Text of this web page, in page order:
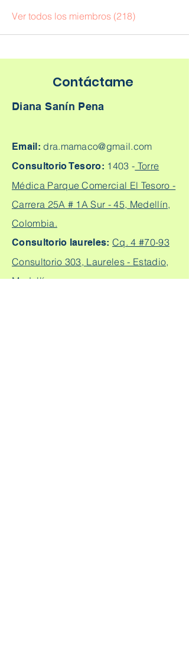
Ver todos los miembros (218)
Contáctame
Diana Sanín Pena
Email: dra.mamaco@gmail.com
Consultorio Tesoro: 1403 - Torre
Médica Parque Comercial El Tesoro -
Carrera 25A # 1A Sur - 45, Medellín,
Colombia.
Consultorio laureles:Cq. 4 #70-93
Consultorio 303, Laureles - Estadio,
Medellín